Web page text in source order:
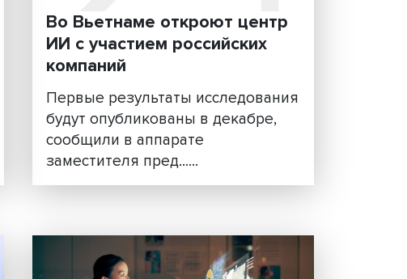
по
100 млн рублей
2023 году
менее
Ключевой задачей является
создание отечеств......